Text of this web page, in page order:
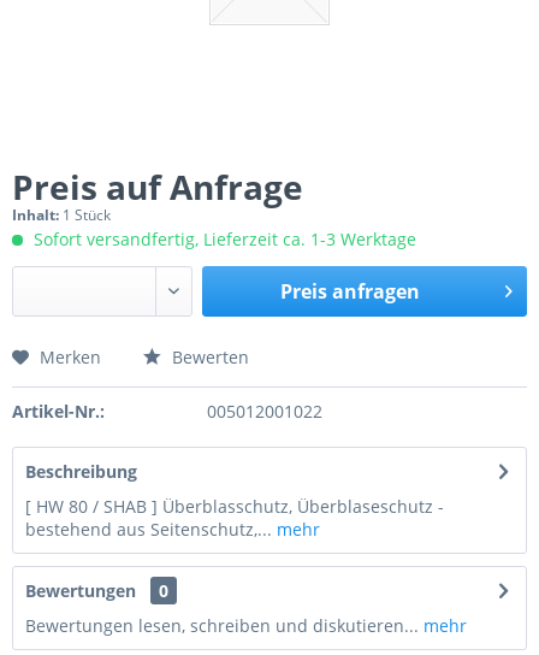
Preis auf Anfrage
Inhalt: 1 Stück
Sofort versandfertig, Lieferzeit ca. 1-3 Werktage
Preis anfragen
Preis anfragen
Merken Bewerten
Artikel-Nr.: 005012001022
Beschreibung
[ HW 80 / SHAB ] Überblasschutz, Überblaseschutz -
bestehend aus Seitenschutz,... mehr
Bewertungen
0
Bewertungen lesen, schreiben und diskutieren... mehr